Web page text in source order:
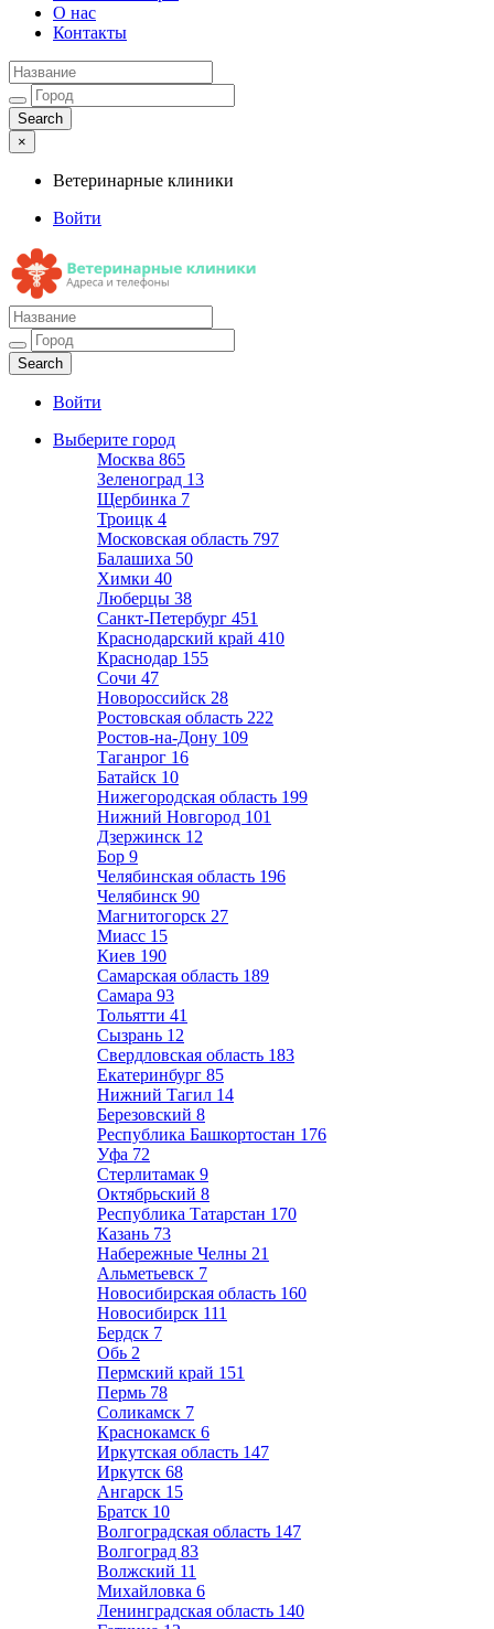
О нас
Контакты
×
Ветеринарные клиники
Войти
Ветеринарные клиники
Адреса и телефоны
Войти
Выберите город
Москва 865
Зеленоград 13
Щербинка 7
Троицк 4
Московская область 797
Балашиха 50
Химки 40
Люберцы 38
Санкт-Петербург 451
Краснодарский край 410
Краснодар 155
Сочи 47
Новороссийск 28
Ростовская область 222
Ростов-на-Дону 109
Таганрог 16
Батайск 10
Нижегородская область 199
Нижний Новгород 101
Дзержинск 12
Бор 9
Челябинская область 196
Челябинск 90
Магнитогорск 27
Миасс 15
Киев 190
Самарская область 189
Самара 93
Тольятти 41
Сызрань 12
Свердловская область 183
Екатеринбург 85
Нижний Тагил 14
Березовский 8
Республика Башкортостан 176
Уфа 72
Стерлитамак 9
Октябрьский 8
Республика Татарстан 170
Казань 73
Набережные Челны 21
Альметьевск 7
Новосибирская область 160
Новосибирск 111
Бердск 7
Обь 2
Пермский край 151
Пермь 78
Соликамск 7
Краснокамск 6
Иркутская область 147
Иркутск 68
Ангарск 15
Братск 10
Волгоградская область 147
Волгоград 83
Волжский 11
Михайловка 6
Ленинградская область 140